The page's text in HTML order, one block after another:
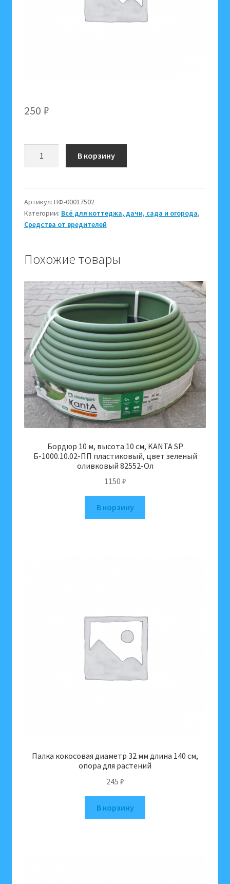
250 ₽
л,
пыль
для
и
декоративных
культур,
для
борьбы
и
защиты
от
тли,
мух,
блошек,
медяницы,
В корзину
Артикул: НФ-00017502
Категории: Всё для коттеджа, дачи, сада и огорода,
Средства от вредителей
Похожие товары
Бордюр 10 м, высота 10 см, KANTA SP
Б-1000.10.02-ПП пластиковый, цвет зеленый
оливковый 82552-Ол
1150 ₽
В корзину
Палка кокосовая диаметр 32 мм длина 140 см,
опора для растений
245 ₽
В корзину